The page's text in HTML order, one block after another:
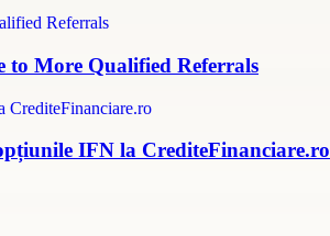
to More Qualified Referrals
IFN la CrediteFinanciare.ro